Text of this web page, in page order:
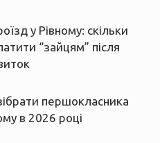
у Рівному: скільки
“зайцям” після
першокласника
в 2026 році